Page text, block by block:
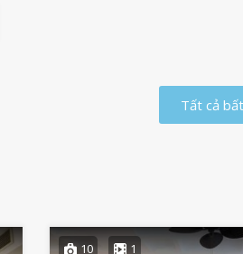
Tất cả
10 1